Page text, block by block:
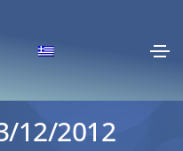
12/2012